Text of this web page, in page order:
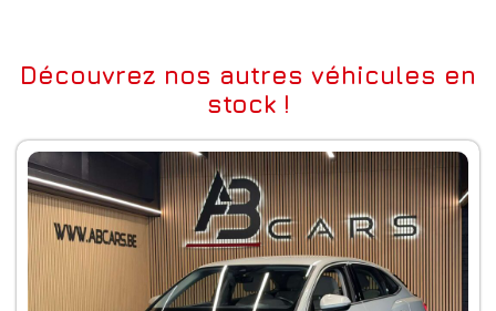
Découvrez nos autres véhicules en
stock !